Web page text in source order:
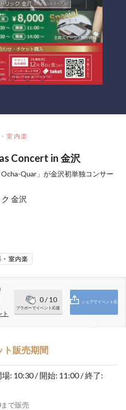
室内楽
Concert in 金沢
Quar」が金沢初単独コンサー
金沢
・室内楽
ト
0/ 10
ブラボーでイベント応援
シェアでイベント応
ト販売期間
場: 10:30 / 開始: 11:00 / 終了:
で販売